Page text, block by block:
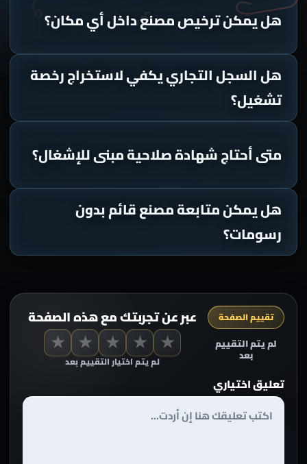
هل يمكن ترخيص مصنع داخل أي مكان؟
هل السجل التجاري يكفي لاستخراج رخصة
تشغيل؟
متى أحتاج شهادة صلاحية مبنى للإشغال؟
هل يمكن متابعة مصنع قائم بدون
رسومات؟
عبر عن تجربتك مع هذه الصفحة تقييم الصفحة
★ ★ ★ ★ ★
لم يتم اختيار التقييم بعد
لم يتم التقييم
بعد
تعليق اختياري